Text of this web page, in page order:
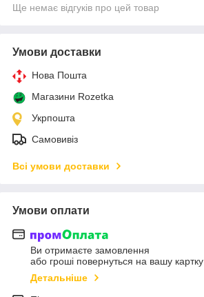
Ще немає відгуків про цей товар
Умови доставки
Нова Пошта
Магазини Rozetka
Укрпошта
Самовивіз
Всі умови доставки
Умови оплати
Ви отримаєте замовлення
або гроші повернуться на вашу картку
Детальніше